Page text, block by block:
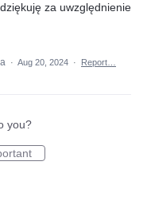
za uwzględnienie
· Aug 20, 2024 · Report…
you?